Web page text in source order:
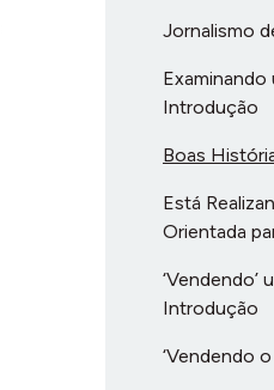
Jornalismo
Examinando
Introdução
Boas
Está
Orientada
‘Vendendo’
Introdução
‘Vendendo